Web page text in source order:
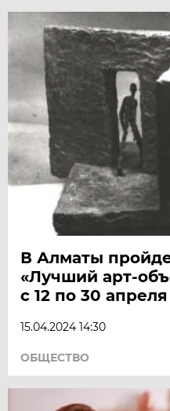
В Алматы
«Лучший арт-
с 12 по 30 апреля
15.04.2024 14:30
ОБЩЕСТВО